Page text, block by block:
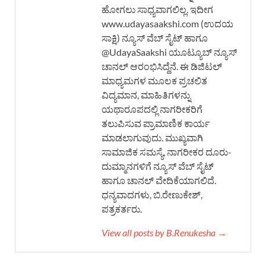
ಹೋಗಲು ಸಾಧ್ಯವಾಗಲಿಲ್ಲ. ಇದೀಗ
www.udayasaakshi.com (ಉದಯ
ಸಾಕ್ಷಿ) ನ್ಯೂಸ್ ವೆಬ್ ಸೈಟ್ ಹಾಗೂ
@UdayaSaakshi ಯೂಟ್ಯೂಬ್ ನ್ಯೂಸ್
ಚಾನಲ್ ಆರಂಭಿಸಿದ್ದೆನೆ. ಈ ಡಿಜಿಟಲ್
ಮಾಧ್ಯಮಗಳ ಮೂಲಕ ಪ್ರಚಲಿತ
ವಿದ್ಯಮಾನ, ಮಾಹಿತಿಗಳನ್ನು
ಯಥಾರೂಪದಲ್ಲಿ ನಾಗರೀಕರಿಗೆ
ತಲುಪಿಸುವ ಪ್ರಾಮಾಣಿಕ ಕಾರ್ಯ
ಮಾಡಲಾಗುವುದು. ಮುಖ್ಯವಾಗಿ
ಸಾಮಾಜಿಕ ಸಮಸ್ಯೆ, ನಾಗರೀಕರ ದೂರು-
ದುಮ್ಮಾನಗಳಿಗೆ ನ್ಯೂಸ್ ವೆಬ್ ಸೈಟ್
ಹಾಗೂ ಚಾನಲ್ ವೇದಿಕೆಯಾಗಲಿದೆ.
ಧನ್ಯವಾದಗಳು, ಬಿ.ರೇಣುಕೇಶ್,
ಪತ್ರಕರ್ತರು.
View all posts by B.Renukesha →